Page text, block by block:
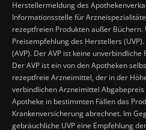
Herstellermeldung des
Informationsstelle für
rezeptfreien Produkten außer Büchern.
Preisempfehlung des Herstellers
(AVP). Der AVP ist keine
Der AVP ist ein von den Apotheken
rezeptfreie Arzneimittel, der in der
verbindlichen Arzneimittel
Apotheke in bestimmten Fällen das
Krankenversicherung abrechnet. Im
gebräuchliche UVP eine Empfehlung